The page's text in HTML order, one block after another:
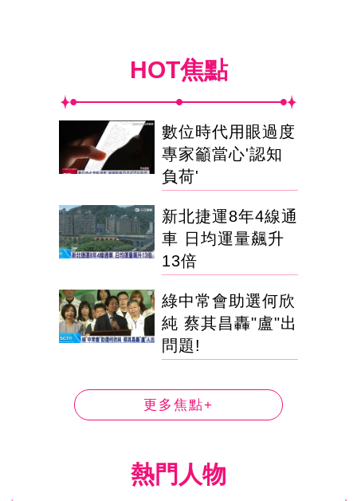
HOT焦點
數位時代用眼過度
專家籲當心'認知
負荷'
新北捷運8年4線通
車 日均運量飆升
13倍
綠中常會助選何欣
純 蔡其昌轟"盧"出
問題!
更多焦點+
熱門人物